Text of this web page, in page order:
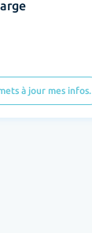
à jour mes infos.